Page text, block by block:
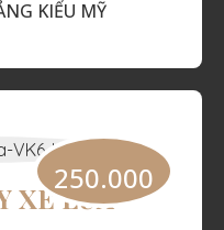
KIỂU MỸ
250.000
XE LỬA